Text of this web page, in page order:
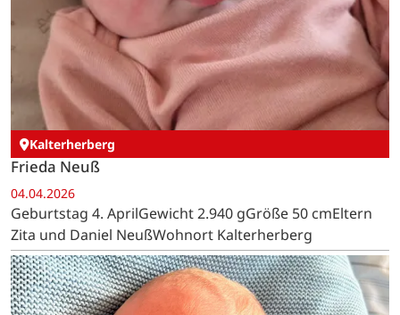
Kalterherberg
Frieda Neuß
04.04.2026
Geburtstag 4. AprilGewicht 2.940 gGröße 50 cmEltern
Zita und Daniel NeußWohnort Kalterherberg